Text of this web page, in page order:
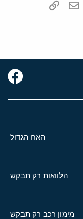
WhatsAppדואר אלקטרוני
האח הגדול
הלוואות רק תבקש
מימון רכב רק תבקש